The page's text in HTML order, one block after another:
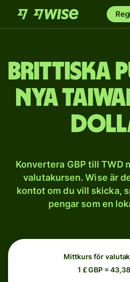
Brittiska
nya
Konvertera GBP till TWD
valutakursen. Wise är
kontot om du vill skicka,
pengar som en
Mittkurs för
1 £ GBP =